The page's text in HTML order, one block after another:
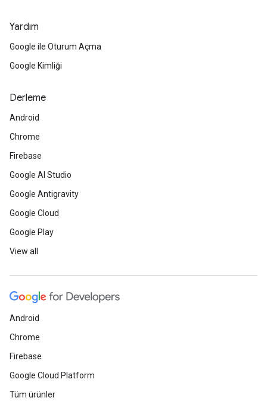
Yardım
Google ile Oturum Açma
Google Kimliği
Derleme
Android
Chrome
Firebase
Google AI Studio
Google Antigravity
Google Cloud
Google Play
View all
Android
Chrome
Firebase
Google Cloud Platform
Tüm ürünler